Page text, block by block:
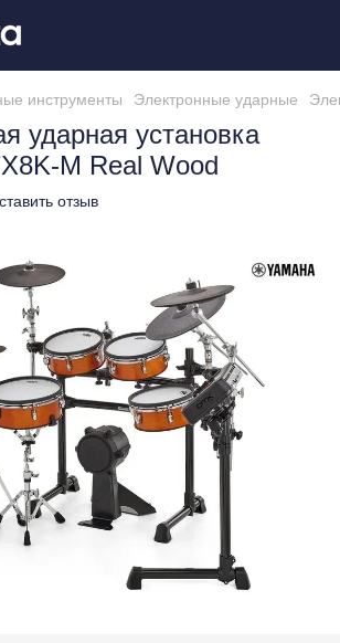
инструменты Электронные ударные
ударная установка
M Real Wood
отзыв